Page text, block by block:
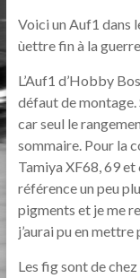
Voici un Auf1 dans
ùettre fin à la
L’Auf1 d’Hobby
défaut de
car seul le
sommaire. Pour la
Tamiya XF68, 69 et
référence un peu
pigments et je me
j’aurai pu en mettre
Les fig sont de